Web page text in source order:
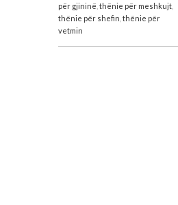
për gjininë thënie për meshkujt,
thënie për shefin thënie për
vetmin